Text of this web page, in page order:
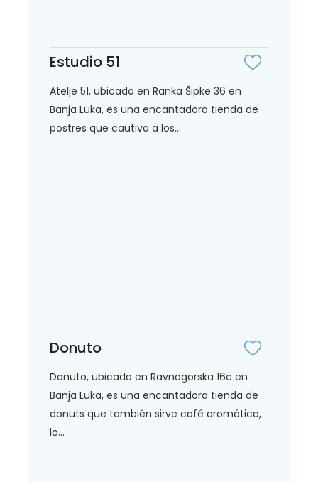
Estudio 51
Atelje 51, ubicado en Ranka Šipke 36 en
Banja Luka, es una encantadora tienda de
postres que cautiva a los...
Donuto
Donuto, ubicado en Ravnogorska 16c en
Banja Luka, es una encantadora tienda de
donuts que también sirve café aromático,
lo...